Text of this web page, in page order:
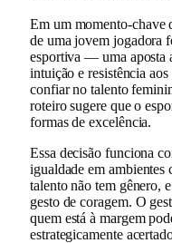
Em um momento-chave
de uma jovem jogadora
esportiva — uma aposta
intuição e resistência
confiar no talento
roteiro sugere que o
formas de excelência.
Essa decisão funciona
igualdade em ambientes
talento não tem gênero,
gesto de coragem. O
quem está à margem
estrategicamente